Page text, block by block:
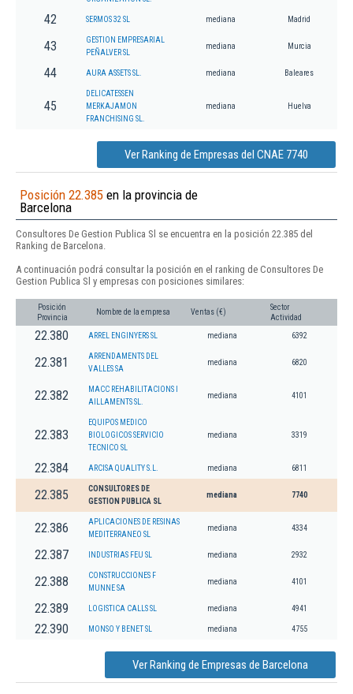
42 SERMOS 32 SL mediana Madrid
43
GESTION EMPRESARIAL
PEÑALVER SL
mediana Murcia
44 AURA ASSETS SL. mediana Baleares
45
DELICATESSEN
MERKAJAMON
FRANCHISING SL.
mediana Huelva
Ver Ranking de Empresas del CNAE 7740
Posición 22.385 en la provincia de
Barcelona
Consultores De Gestion Publica Sl se encuentra en la posición 22.385 del
Ranking de Barcelona.
A continuación podrá consultar la posición en el ranking de Consultores De
Gestion Publica Sl y empresas con posiciones similares:
Posición
Provincia
Nombre de la empresa Ventas (€)
Sector
Actividad
22.380 ARREL ENGINYERS SL mediana 6392
22.381
ARRENDAMENTS DEL
VALLES SA
mediana 6820
22.382
MACC REHABILITACIONS I
AILLAMENTS SL.
mediana 4101
22.383
EQUIPOS MEDICO
BIOLOGICOS SERVICIO
TECNICO SL
mediana 3319
22.384 ARCISA QUALITY S.L. mediana 6811
22.385
CONSULTORES DE
GESTION PUBLICA SL
mediana 7740
22.386
APLICACIONES DE RESINAS
MEDITERRANEO SL
mediana 4334
22.387 INDUSTRIAS FEU SL mediana 2932
22.388
CONSTRUCCIONES F
MUNNE SA
mediana 4101
22.389 LOGISTICA CALLS SL mediana 4941
22.390 MONSO Y BENET SL mediana 4755
Ver Ranking de Empresas de Barcelona